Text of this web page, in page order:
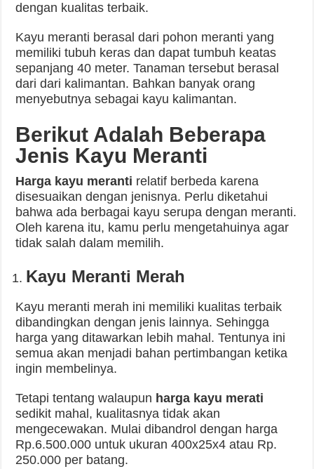
dengan kualitas terbaik.
Kayu meranti berasal dari pohon meranti yang
memiliki tubuh keras dan dapat tumbuh keatas
sepanjang 40 meter. Tanaman tersebut berasal
dari dari kalimantan. Bahkan banyak orang
menyebutnya sebagai kayu kalimantan.
Berikut Adalah Beberapa
Jenis Kayu Meranti
Harga kayu meranti relatif berbeda karena
disesuaikan dengan jenisnya. Perlu diketahui
bahwa ada berbagai kayu serupa dengan meranti.
Oleh karena itu, kamu perlu mengetahuinya agar
tidak salah dalam memilih.
Kayu Meranti Merah
Kayu meranti merah ini memiliki kualitas terbaik
dibandingkan dengan jenis lainnya. Sehingga
harga yang ditawarkan lebih mahal. Tentunya ini
semua akan menjadi bahan pertimbangan ketika
ingin membelinya.
Tetapi tentang walaupun harga kayu merati
sedikit mahal, kualitasnya tidak akan
mengecewakan. Mulai dibandrol dengan harga
Rp.6.500.000 untuk ukuran 400x25x4 atau Rp.
250.000 per batang.